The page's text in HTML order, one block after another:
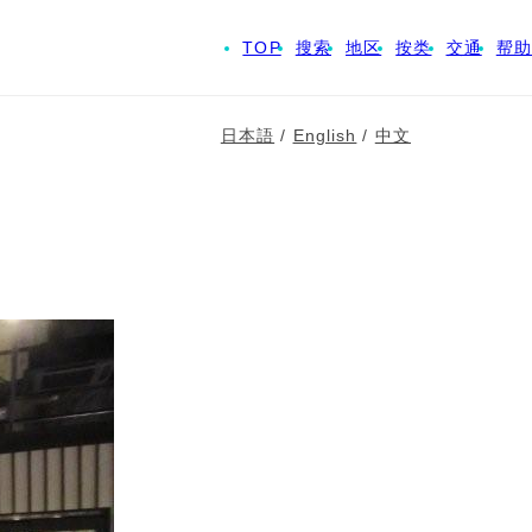
TOP 搜索 地区 按类 交通 帮助
日本語 / English / 中文